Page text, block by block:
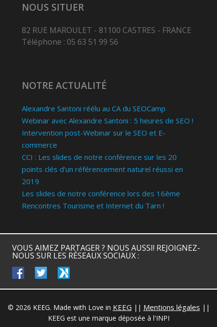
NOUS SITUER
82 RUE MAROULET - 81100 CASTRES - FRANCE
Téléphone : 05 63 51 99 56
NOTRE ACTUALITÉ
Alexandre Santoni réélu au CA du SEOCamp
Webinar avec Alexandre Santoni : 5 heures de SEO !
Intervention post-Webinar sur le SEO et E-
commerce
CCI : Les slides de notre conférence sur les 20
points clés d’un référencement naturel réussi en
2019
Les slides de notre conférence lors des 16ème
Rencontres Tourisme et Internet du Tarn !
VOUS AIMEZ PARTAGER ? NOUS AUSSI! REJOIGNEZ-
NOUS SUR LES RÉSEAUX SOCIAUX :
facebooktwitter
© 2026 KEEG. Made with Love in KEEG || Mentions légales ||
KEEG est une marque déposée à l'INPI